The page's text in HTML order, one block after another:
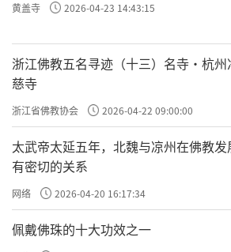
黄盖寺 2026-04-23 14:43:15
浙江佛教五名寻迹（十三）名寺·杭州
慈寺
浙江省佛教协会 2026-04-22 09:00:00
太武帝太延五年，北魏与凉州在佛教发
有密切的关系
网络 2026-04-20 16:17:34
佩戴佛珠的十大功效之一